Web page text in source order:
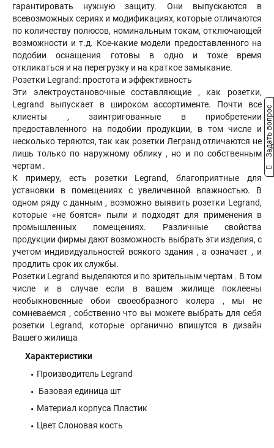
гарантировать нужную защиту. Они выпускаются в
всевозможных сериях и модификациях, которые отличаются
по количеству полюсов, номинальным токам, отключающей
возможности и т.д. Кое-какие модели предоставленного на
подобии оснащения готовы в одно и тоже время
откликаться и на перегрузку и на краткое замыкание.
Розетки Legrand: простота и эффективность
Эти электроустановочные составляющие , как розетки,
Legrand выпускает в широком ассортименте. Почти все
клиенты , заинтригованные в приобретении
предоставленного на подобии продукции, в том числе и
несколько теряются, так как розетки Легранд отличаются не
лишь только по наружному облику , но и по собственным
чертам .
К примеру, есть розетки Legrand, благоприятные для
установки в помещениях с увеличенной влажностью. В
одном ряду с данным , возможно выявить розетки Legrand,
которые «не боятся» пыли и подходят для применения в
промышленных помещениях. Различные свойства
продукции фирмы дают возможность выбрать эти изделия, с
учетом индивидуальностей всякого здания , а означает , и
продлить срок их службы.
Розетки Legrand выделяются и по зрительным чертам . В том
числе и в случае если в вашем жилище поклеены
необыкновенные обои своеобразного колера , мы не
сомневаемся , собственно что вы можете выбрать для себя
розетки Legrand, которые органично впишутся в дизайн
Вашего жилища
Характеристики
Производитель Legrand
Базовая единица шт
Материал корпуса Пластик
Цвет Слоновая кость
Задать вопрос